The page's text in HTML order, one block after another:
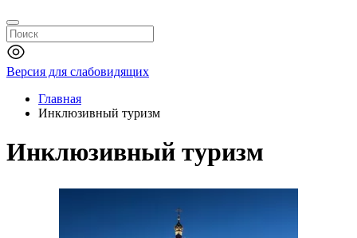
Версия для слабовидящих
Главная
Инклюзивный туризм
Инклюзивный туризм